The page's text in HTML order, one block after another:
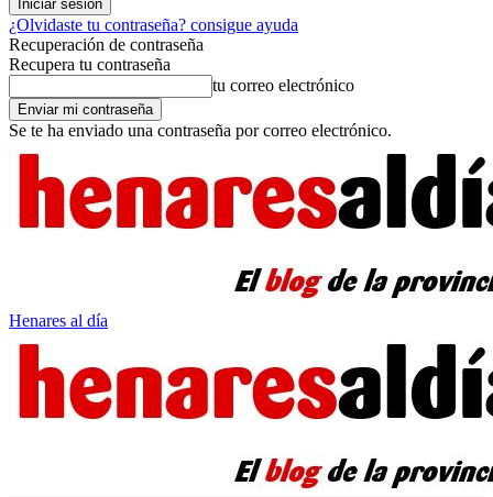
¿Olvidaste tu contraseña? consigue ayuda
Recuperación de contraseña
Recupera tu contraseña
tu correo electrónico
Se te ha enviado una contraseña por correo electrónico.
Henares al día